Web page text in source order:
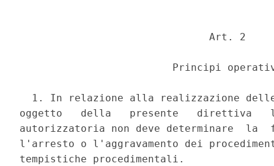
                               Art. 2
Principi
1. In relazione alla realizzazione
oggetto   della   presente   direttiva
autorizzatoria non deve determinare
l'arresto o l'aggravamento dei
tempistiche procedimentali.